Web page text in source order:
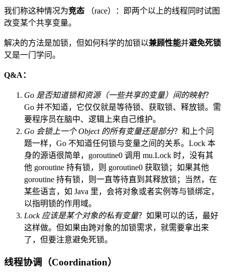
我们称这种情况为竞态 （race）：即两个以上的线程同时试图
改变某个共享变量。
解决的方法是加锁，但如何科学的加锁以兼顾性能并避免死锁
又是一门学问。
Q&A：
Go 是否知道锁和资源（一些共享的变量）间的映射？
Go 并不知道，它仅仅就是等待锁、获取锁、释放锁。需
要程序员在脑中、逻辑上来自己维护。
Go 会锁上一个 Object 的所有变量还是部分？和上个问
题一样，Go 不知道任何锁与变量之间的关系。Lock 本
身的源语很简单，goroutine0 调用 mu.Lock 时，没有其
他 goroutine 持有锁，则 goroutine0 获取锁；如果其他
goroutine 持有锁，则一直等待直到其释放锁；当然，在
某些语言，如 Java 里，会将对象或者实例等与锁绑定，
以指明锁的作用域。
Lock 应该是某个对象的私有变量？如果可以的话，最好
这样做。但如果由跨对象的加锁需求，就需要拿出来
了，但要注意避免死锁。
线程协调（Coordination）